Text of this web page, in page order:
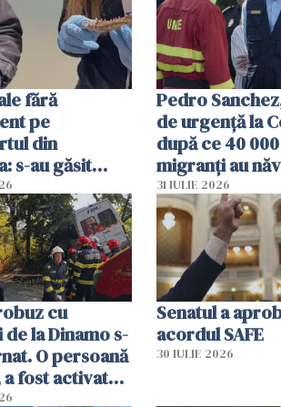
fără
pe
din
s-au găsit
aligator și o
de bani
Pedro
de urgență la
după ce 40
migranți au
teritoriul
mobiliza toate
resursele"
31 IULIE 2026
cu
la Dinamo s-
O persoană
fost activat
de
Senatul a
acordul SAFE
30 IULIE 2026